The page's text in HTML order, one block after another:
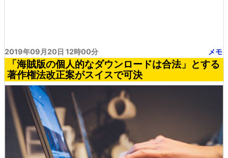
2019年09月20日 12時00分 メモ
「海賊版の個人的なダウンロードは合法」とする
著作権法改正案がスイスで可決